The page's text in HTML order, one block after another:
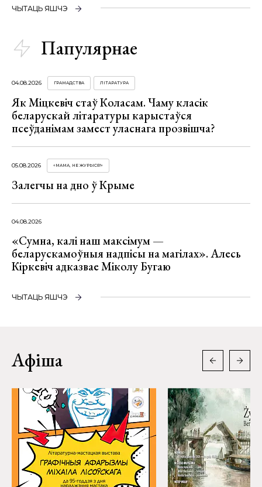
ЧЫТАЦЬ ЯШЧЭ
Папулярнае
04.08.2026 ГРАМАДСТВА ЛІТАРАТУРА
Як Міцкевіч стаў Коласам. Чаму класік
беларускай літаратуры карыстаўся
псеўданімам замест уласнага прозвішча?
05.08.2026 «МАМА, НЕ ЖУРЫСЯ!»
Залегчы на дно ў Крыме
04.08.2026
«Сумна, калі наш максімум —
беларускамоўныя надпісы на магілах». Алесь
Кіркевіч адказвае Міколу Бугаю
ЧЫТАЦЬ ЯШЧЭ
Афіша